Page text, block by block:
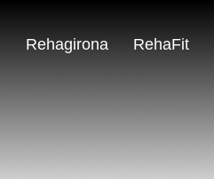
Rehagirona RehaFit